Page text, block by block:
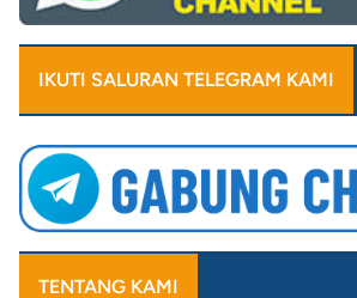
IKUTI SALURAN TELEGRAM KAMI
TENTANG KAMI